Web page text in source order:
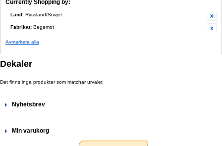
Currently Shopping by:
Land: Ryssland/Sovjet
Fabrikat: Begemot
Avmarkera alla
Dekaler
Det finns inga produkter som matchar urvalet
Nyhetsbrev
Min varukorg